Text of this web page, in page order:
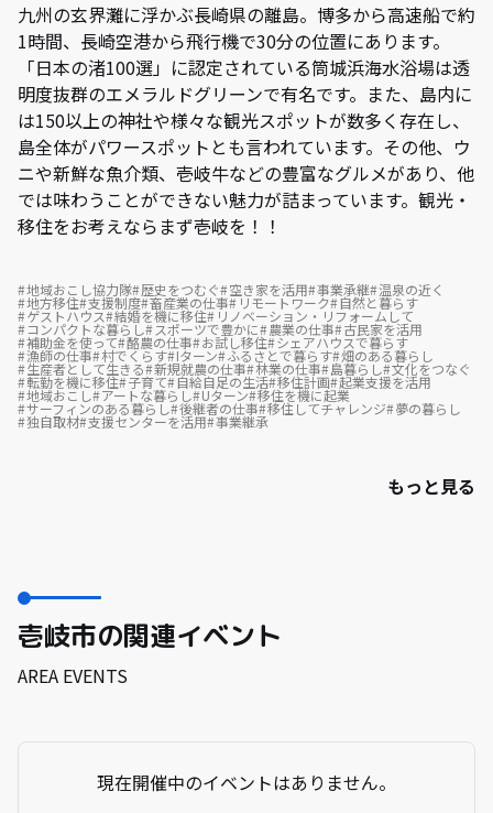
九州の玄界灘に浮かぶ長崎県の離島。博多から高速船で約
1時間、長崎空港から飛行機で30分の位置にあります。
「日本の渚100選」に認定されている筒城浜海水浴場は透
明度抜群のエメラルドグリーンで有名です。また、島内に
は150以上の神社や様々な観光スポットが数多く存在し、
島全体がパワースポットとも言われています。その他、ウ
ニや新鮮な魚介類、壱岐牛などの豊富なグルメがあり、他
では味わうことができない魅力が詰まっています。観光・
移住をお考えならまず壱岐を！！
地域おこし協力隊 歴史をつむぐ 空き家を活用 事業承継 温泉の近く
地方移住 支援制度 畜産業の仕事 リモートワーク 自然と暮らす
ゲストハウス 結婚を機に移住 リノベーション・リフォームして
コンパクトな暮らし スポーツで豊かに 農業の仕事 古民家を活用
補助金を使って 酪農の仕事 お試し移住 シェアハウスで暮らす
漁師の仕事 村でくらす Iターン ふるさとで暮らす 畑のある暮らし
生産者として生きる 新規就農の仕事 林業の仕事 島暮らし 文化をつなぐ
転勤を機に移住 子育て 自給自足の生活 移住計画 起業支援を活用
地域おこし アートな暮らし Uターン 移住を機に起業
サーフィンのある暮らし 後継者の仕事 移住してチャレンジ 夢の暮らし
独自取材 支援センターを活用 事業継承
もっと見る
壱岐市の関連イベント
AREA EVENTS
現在開催中のイベントはありません。